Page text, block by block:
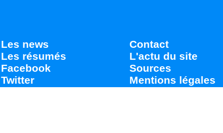
Les news
Les résumés
Facebook
Twitter
Contact
L'actu du site
Sources
Mentions légales